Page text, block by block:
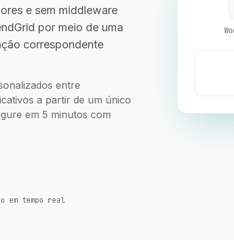
e sem middleware
por meio de uma
correspondente
entre
a partir de um único
em 5 minutos com
em tempo real